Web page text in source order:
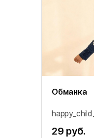
Обманка
29 руб.